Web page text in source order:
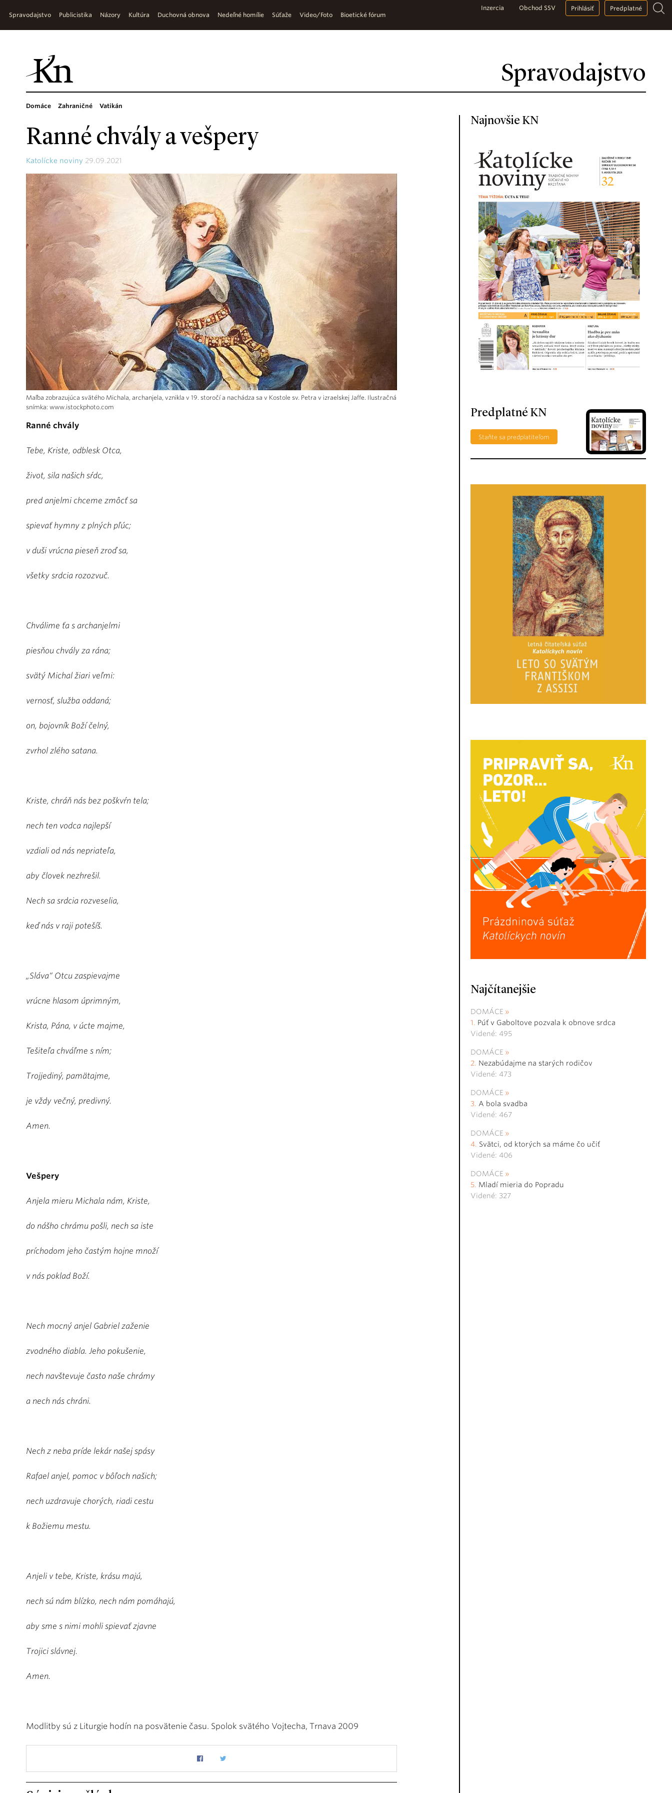
Spravodajstvo
Spravodajstvo Publicistika Názory Kultúra Duchovná obnova Nedeľné homílie Súťaže Video/Foto Bioetické fórum
Inzercia Obchod SSV Prihlásiť Predplatné
Domáce Zahraničné Vatikán
Ranné chvály a vešpery
Katolícke noviny 29.09.2021
Maľba zobrazujúca svätého Michala, archanjela, vznikla v 19. storočí a nachádza sa v Kostole sv. Petra v izraelskej Jaffe. Ilustračná
snímka: www.istockphoto.com
Ranné chvály
Tebe, Kriste, odblesk Otca,
život, sila našich sŕdc,
pred anjelmi chceme zmôcť sa
spievať hymny z plných pľúc;
v duši vrúcna pieseň zroď sa,
všetky srdcia rozozvuč.
Chválime ťa s archanjelmi
piesňou chvály za rána;
svätý Michal žiari veľmi:
vernosť, služba oddaná;
on, bojovník Boží čelný,
zvrhol zlého satana.
Kriste, chráň nás bez poškvŕn tela;
nech ten vodca najlepší
vzdiali od nás nepriateľa,
aby človek nezhrešil.
Nech sa srdcia rozveselia,
keď nás v raji potešíš.
„Sláva“ Otcu zaspievajme
vrúcne hlasom úprimným,
Krista, Pána, v úcte majme,
Tešiteľa chváľme s ním;
Trojjediný, pamätajme,
je vždy večný, predivný.
Amen.
Vešpery
Anjela mieru Michala nám, Kriste,
do nášho chrámu pošli, nech sa iste
príchodom jeho častým hojne množí
v nás poklad Boží.
Nech mocný anjel Gabriel zaženie
zvodného diabla. Jeho pokušenie,
nech navštevuje často naše chrámy
a nech nás chráni.
Nech z neba príde lekár našej spásy
Rafael anjel, pomoc v bôľoch našich;
nech uzdravuje chorých, riadi cestu
k Božiemu mestu.
Anjeli v tebe, Kriste, krásu majú,
nech sú nám blízko, nech nám pomáhajú,
aby sme s nimi mohli spievať zjavne
Trojici slávnej.
Amen.
Modlitby sú z Liturgie hodín na posvätenie času. Spolok svätého Vojtecha, Trnava 2009
Najnovšie KN
Predplatné KN
Staňte sa predplatiteľom
Najčítanejšie
DOMÁCE
Púť v Gaboltove pozvala k obnove srdca
Videné: 495
DOMÁCE
Nezabúdajme na starých rodičov
Videné: 473
DOMÁCE
A bola svadba
Videné: 467
DOMÁCE
Svätci, od ktorých sa máme čo učiť
Videné: 406
DOMÁCE
Mladí mieria do Popradu
Videné: 327